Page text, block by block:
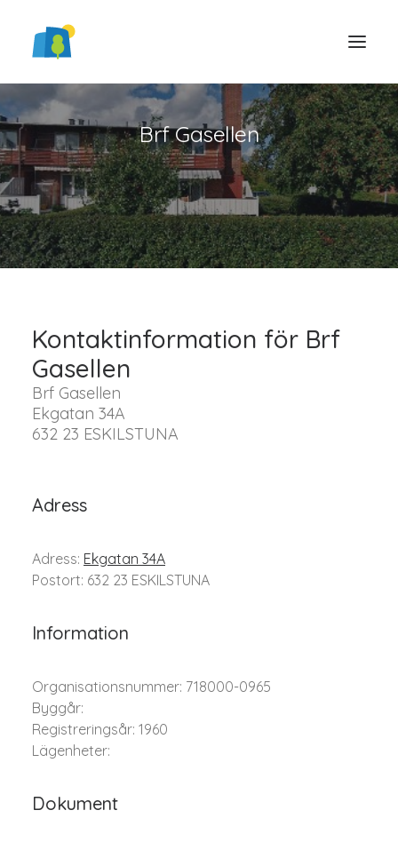
LOGGA IN
Brf Gasellen
Kontaktinformation för Brf
Gasellen
Brf Gasellen
Ekgatan 34A
632 23 ESKILSTUNA
Adress
Adress: Ekgatan 34A
Postort: 632 23 ESKILSTUNA
Information
Organisationsnummer: 718000-0965
Byggår:
Registreringsår: 1960
Lägenheter:
Dokument